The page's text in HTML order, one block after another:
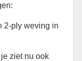
2-ply weving in
ziet nu ook